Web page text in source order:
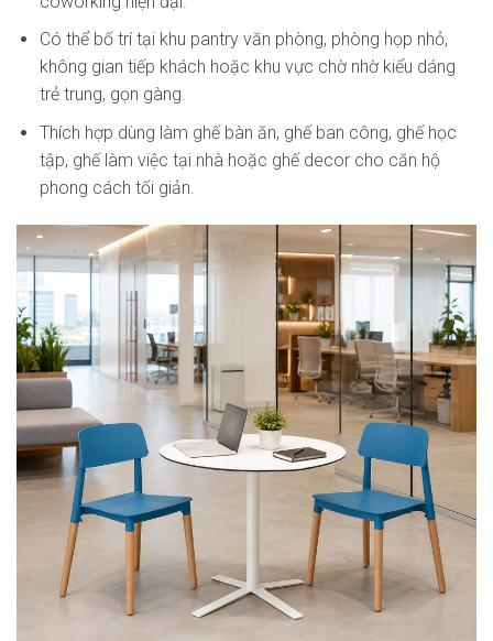
Có thể bố trí tại khu pantry văn phòng, phòng họp nhỏ,
không gian tiếp khách hoặc khu vực chờ nhờ kiểu dáng
trẻ trung, gọn gàng.
Thích hợp dùng làm ghế bàn ăn, ghế ban công, ghế học
tập, ghế làm việc tại nhà hoặc ghế decor cho căn hộ
phong cách tối giản.